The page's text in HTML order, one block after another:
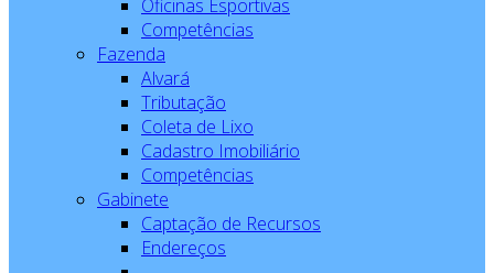
Oficinas Esportivas
Competências
Fazenda
Alvará
Tributação
Coleta de Lixo
Cadastro Imobiliário
Competências
Gabinete
Captação de Recursos
Endereços